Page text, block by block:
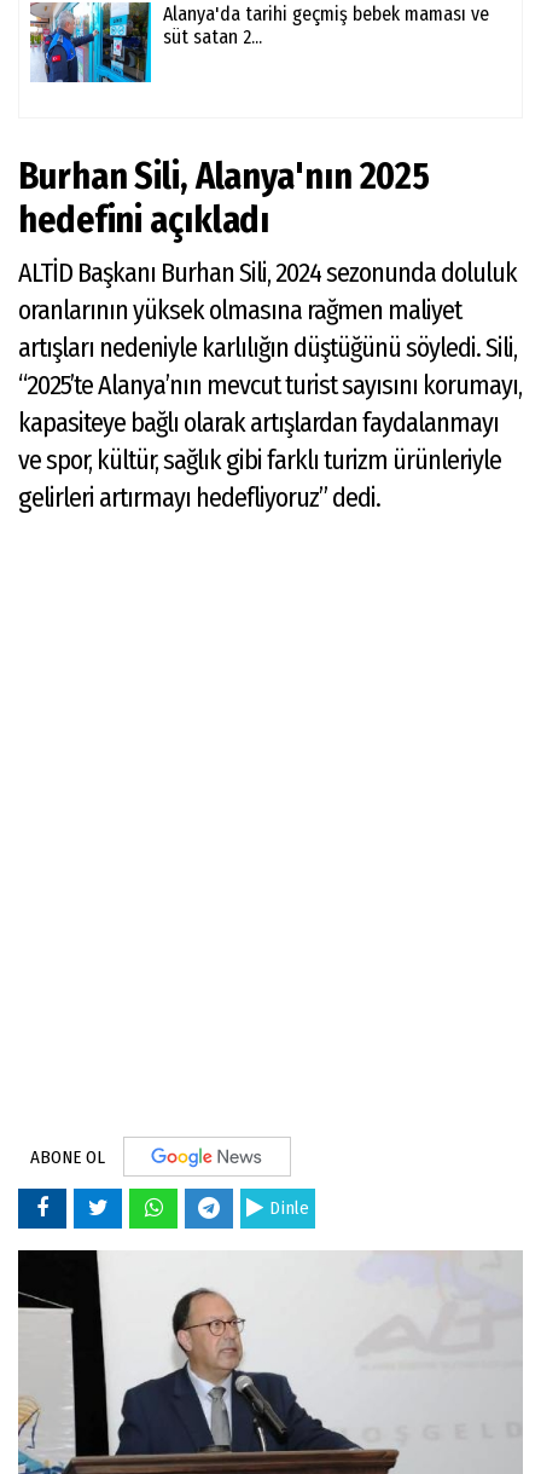
Alanya'da tarihi geçmiş bebek maması ve
süt satan 2...
Burhan Sili, Alanya'nın 2025
hedefini açıkladı
ALTİD Başkanı Burhan Sili, 2024 sezonunda doluluk
oranlarının yüksek olmasına rağmen maliyet
artışları nedeniyle karlılığın düştüğünü söyledi. Sili,
“2025’te Alanya’nın mevcut turist sayısını korumayı,
kapasiteye bağlı olarak artışlardan faydalanmayı
ve spor, kültür, sağlık gibi farklı turizm ürünleriyle
gelirleri artırmayı hedefliyoruz” dedi.
ABONE OL
Dinle